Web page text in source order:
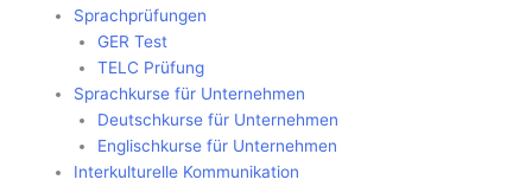
Sprachprüfungen
GER Test
TELC Prüfung
Sprachkurse für Unternehmen
Deutschkurse für Unternehmen
Englischkurse für Unternehmen
Interkulturelle Kommunikation